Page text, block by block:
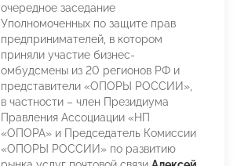
очередное заседание
Уполномоченных по защите прав
предпринимателей, в котором
приняли участие бизнес-
омбудсмены из 20 регионов РФ и
представители «ОПОРЫ РОССИИ»,
в частности – член Президиума
Правления Ассоциации «НП
«ОПОРА» и Председатель Комиссии
«ОПОРЫ РОССИИ» по развитию